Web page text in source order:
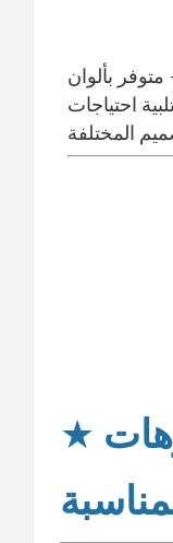
بألوان
احتياجات
المختلفة
★